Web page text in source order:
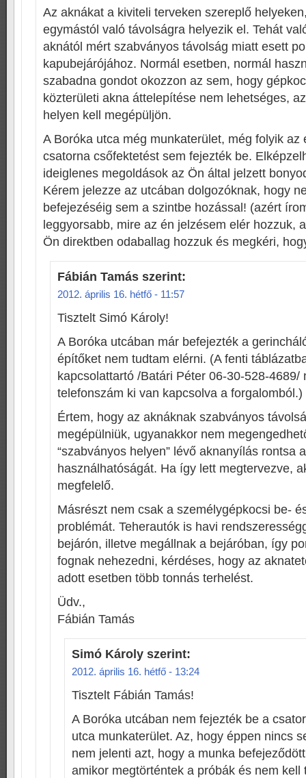
Az aknákat a kiviteli terveken szereplő
egymástól való távolságra helyezik el. Tehát
aknától mért szabványos távolság miatt esett
kapubejárójához. Normál esetben, normál
szabadna gondot okozzon az sem, hogy
közterületi akna áttelepítése nem lehetséges,
helyen kell megépüljön.
A Boróka utca még munkaterület, még folyik az
csatorna csőfektetést sem fejezték be.
ideiglenes megoldások az Ön által jelzett
Kérem jelezze az utcában dolgozóknak, hogy
befejezéséig sem a szintbe hozással! (azért
leggyorsabb, mire az én jelzésem elér hozzuk,
Ön direktben odaballag hozzuk és megkéri,
Fábián Tamás szerint:
2012. április 16. hétfő - 11:57
Tisztelt Simó Károly!
A Boróka utcában már befejezték a
építőket nem tudtam elérni. (A fenti
kapcsolattartó /Batári Péter 06-30-528-4689/
telefonszám ki van kapcsolva a forgalomból.)
Értem, hogy az aknáknak szabványos
megépülniük, ugyanakkor nem
“szabványos helyen” lévő aknanyílás rontsa
használhatóságát. Ha így lett megtervezve,
megfelelő.
Másrészt nem csak a személygépkocsi be-
problémát. Teherautók is havi
bejárón, illetve megállnak a bejáróban, így
fognak nehezedni, kérdéses, hogy az
adott esetben több tonnás terhelést.
Üdv.,
Fábián Tamás
Simó Károly szerint:
2012. április 16. hétfő - 13:24
Tisztelt Fábián Tamás!
A Boróka utcában nem fejezték be a
utca munkaterület. Az, hogy éppen nincs
nem jelenti azt, hogy a munka
amikor megtörténtek a próbák és nem kell